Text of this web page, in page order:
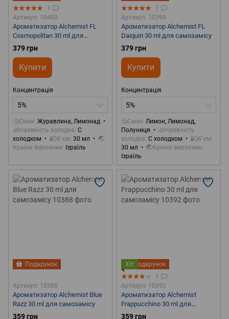
1
Артикул: 10400
Ароматизатор Alchemist FL
Cosmopolitan 30 ml для
самозамісу
379 грн
Купити
Концентрація
5%
🤔Смак Журавлина, Лимонад
🧊Наявність холодка С
холодком
🧪Об`єм 30 мл
🌏
Країна виробник Ізраїль
1
Артикул: 10399
Ароматизатор Alchemist FL
Daiquiri 30 ml для самозамісу
379 грн
Купити
Концентрація
5%
🤔Смак Лимон, Лимонад,
Полуниця
🧊Наявність
холодка С холодком
🧪Об`єм
30 мл
🌏Країна виробник
Ізраїль
Подарунок
Артикул: 10388
Ароматизатор Alchemist Blue
Razz 30 ml для самозамісу
359 грн
Подарунок
Хіт
1
Артикул: 10392
Ароматизатор Alchemist
Frappucchino 30 ml для
самозамісу
359 грн